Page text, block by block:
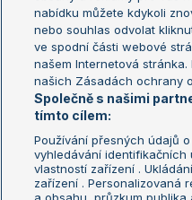
Aktualní trendy
Fotbalové přestupy
Livesport Daily
LS Prague Open
Podmínky užití
GDPR a žurnalistika
nabídku můžete kdykoli
nebo souhlas odvolat
ve spodní části webové
našem Internetová
našich Zásadách ochrany
Společně s našimi
tímto cílem:
Používání přesných údajů
vyhledávání
vlastností zařízení .
zařízení . Personalizovaná